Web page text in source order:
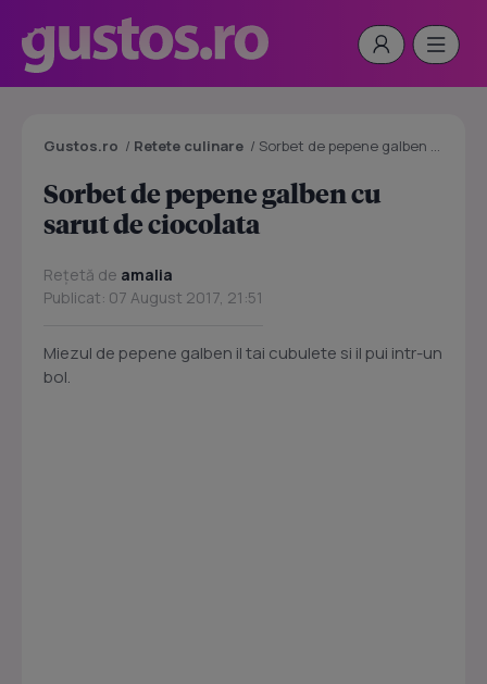
Gustos.ro / Retete culinare / Sorbet de pepene galben cu sarut de ciocolata
Sorbet de pepene galben cu
sarut de ciocolata
Rețetă de amalia
Publicat: 07 August 2017, 21:51
Miezul de pepene galben il tai cubulete si il pui intr-un
bol.